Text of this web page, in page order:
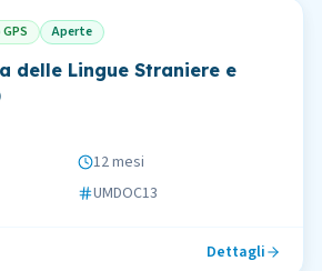
Aperte
delle Lingue Straniere e
12 mesi
UMDOC13
Dettagli